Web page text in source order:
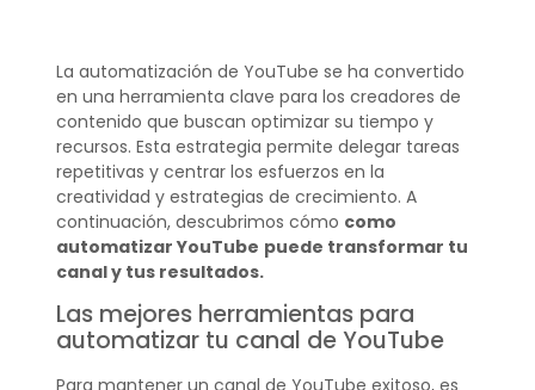
La automatización de YouTube se ha convertido
en una herramienta clave para los creadores de
contenido que buscan optimizar su tiempo y
recursos. Esta estrategia permite delegar tareas
repetitivas y centrar los esfuerzos en la
creatividad y estrategias de crecimiento. A
continuación, descubrimos cómo como
automatizar YouTube puede transformar tu
canal y tus resultados.
Las mejores herramientas para
automatizar tu canal de YouTube